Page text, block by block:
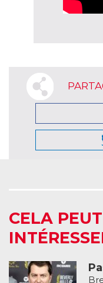
CELA